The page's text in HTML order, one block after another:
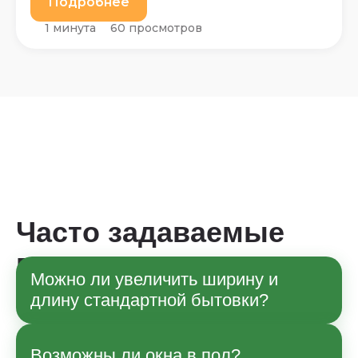
1 минута 60 просмотров
Часто задаваемые
вопросы
Можно ли увеличить ширину и
длину стандартной бытовки?
Да, по согласованию с менеджером